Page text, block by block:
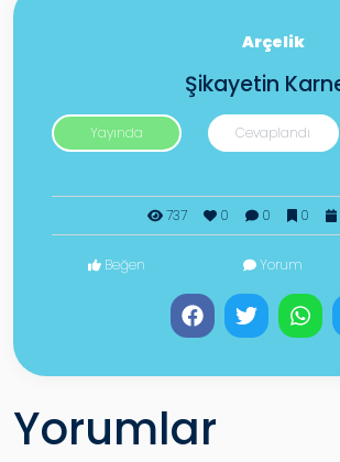
Arçelik
Şikayetin
Yayında Cevaplandı
737 0 0 0
Beğen Yorum
Yorumlar